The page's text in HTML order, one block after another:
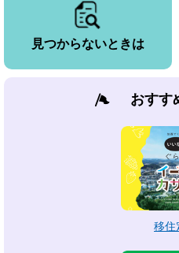
見つからないときは
おすす
移住